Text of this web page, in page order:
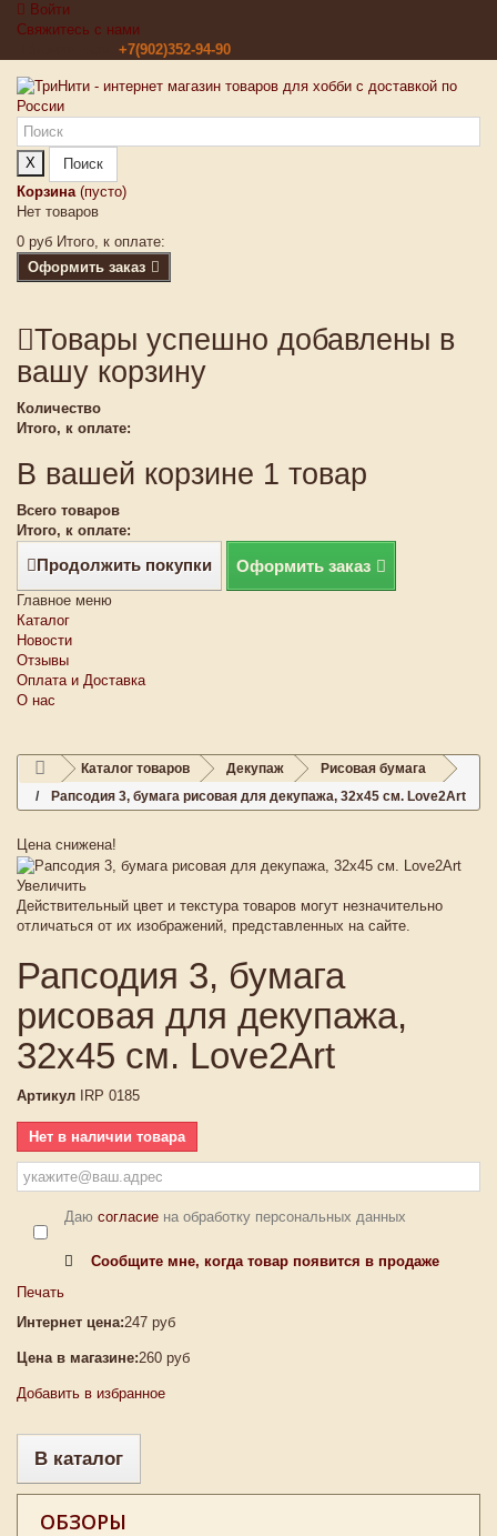
Войти
Свяжитесь с нами
+7(902)352-94-90
X
Поиск
Корзина (пусто)
Нет товаров
0 руб Итого, к оплате:
Оформить заказ
Товары успешно добавлены в
вашу корзину
Количество
Итого, к оплате:
В вашей корзине 1 товар
Всего товаров
Итого, к оплате:
Продолжить покупки Оформить заказ
Главное меню
Каталог
Новости
Отзывы
Оплата и Доставка
О нас
Каталог товаров Декупаж
Рисовая бумага
Рапсодия 3, бумага рисовая для декупажа, 32х45 см. Love2Art
Цена снижена!
Увеличить
Действительный цвет и текстура товаров могут незначительно
отличаться от их изображений, представленных на сайте.
Рапсодия 3, бумага
рисовая для декупажа,
32х45 см. Love2Art
Артикул IRP 0185
Нет в наличии товара
Даю согласие на обработку персональных данных
Сообщите мне, когда товар появится в продаже
Печать
Интернет цена:247 руб
Цена в магазине:260 руб
Добавить в избранное
В каталог
ОБЗОРЫ